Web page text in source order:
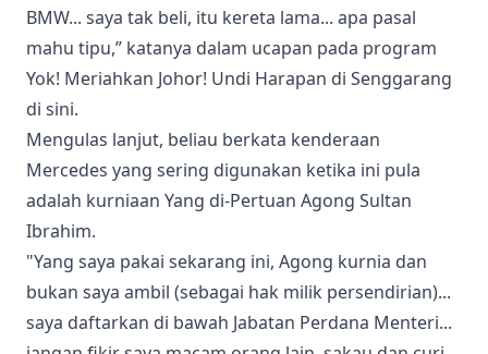
BMW... saya tak beli, itu kereta lama... apa pasal
mahu tipu,” katanya dalam ucapan pada program
Yok! Meriahkan Johor! Undi Harapan di Senggarang
di sini.
Mengulas lanjut, beliau berkata kenderaan
Mercedes yang sering digunakan ketika ini pula
adalah kurniaan Yang di-Pertuan Agong Sultan
Ibrahim.
"Yang saya pakai sekarang ini, Agong kurnia dan
bukan saya ambil (sebagai hak milik persendirian)...
saya daftarkan di bawah Jabatan Perdana Menteri...